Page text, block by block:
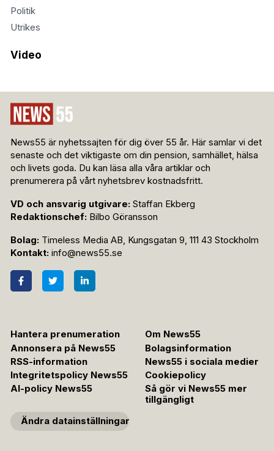
Politik
Utrikes
Video
News55 är nyhetssajten för dig över 55 år. Här samlar vi det
senaste och det viktigaste om din pension, samhället, hälsa
och livets goda. Du kan läsa alla våra artiklar och
prenumerera på vårt nyhetsbrev kostnadsfritt.
VD och ansvarig utgivare: Staffan Ekberg
Redaktionschef: Bilbo Göransson
Bolag: Timeless Media AB, Kungsgatan 9, 111 43 Stockholm
Kontakt: info@news55.se
Hantera prenumeration
Om News55
Annonsera på News55
Bolagsinformation
RSS-information
News55 i sociala medier
Integritetspolicy News55
Cookiepolicy
AI-policy News55
Så gör vi News55 mer
tillgängligt
Ändra datainställningar